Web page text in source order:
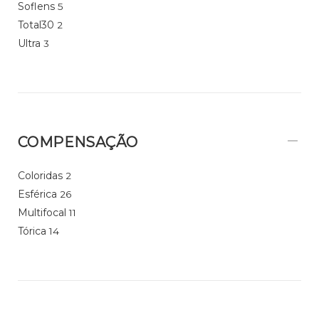
Soflens 5
Total30 2
Ultra 3
COMPENSAÇÃO
Coloridas 2
Esférica 26
Multifocal 11
Tórica 14